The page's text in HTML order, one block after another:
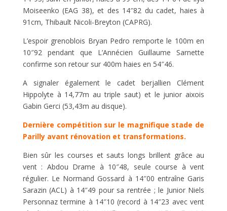
Moiseenko (EAG 38), et des 14″82 du cadet, haies à
91cm, Thibault Nicoli-Breyton (CAPRG).
L’espoir grenoblois Bryan Pedro remporte le 100m en
10″92 pendant que L’Annécien Guillaume Sarnette
confirme son retour sur 400m haies en 54″46.
A signaler également le cadet berjallien Clément
Hippolyte à 14,77m au triple saut) et le junior aixois
Gabin Gerci (53,43m au disque).
Dernière compétition sur le magnifique stade de
Parilly avant rénovation et transformations.
Bien sûr les courses et sauts longs brillent grâce au
vent : Abdou Drame à 10″48, seule course à vent
régulier. Le Normand Gossard à 14″00 entraîne Garis
Sarazin (ACL) à 14″49 pour sa rentrée ; le Junior Niels
Personnaz termine à 14″10 (record à 14″23 avec vent